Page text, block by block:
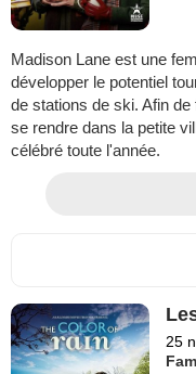
Madison Lane est une
développer le potentiel
de stations de ski. Afin
se rendre dans la petite
célébré toute l'année.
25